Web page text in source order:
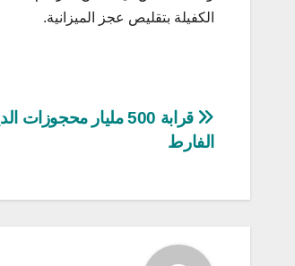
الكفيلة بتقليص عجز الميزانية.
تصفّح
المقالات
قرابة 500 مليار
الفارط